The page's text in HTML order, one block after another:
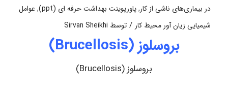
در بیماری‌های ناشی از کار,پاورپوینت بهداشت حرفه ای (ppt) , عوامل
شیمیایی زیان آور محیط کار / توسط Sirvan Sheikhi
بروسلوز (Brucellosis)
بروسلوز (Brucellosis)